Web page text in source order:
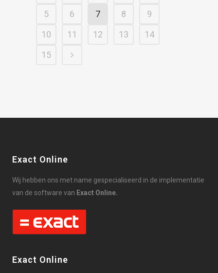
5
6 7 8
9
10
11 12 13
14
15
Exact Online
Wij hebben ons met name gespecialiseerd in de implementatie
van de software van Exact Online.
Exact Online